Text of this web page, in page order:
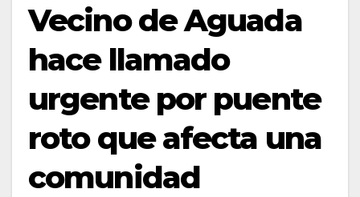
Vecino de Aguada
hace llamado
urgente por puente
roto que afecta una
comunidad